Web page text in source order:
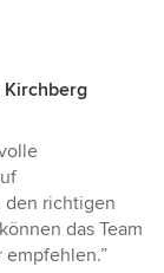
Kirchberg
den richtigen
das Team